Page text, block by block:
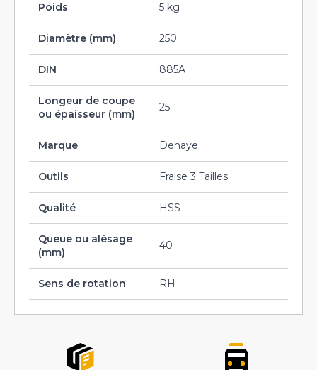
Poids 5 kg
Diamètre (mm) 250
DIN 885A
Longeur de coupe
ou épaisseur (mm)
25
Marque Dehaye
Outils Fraise 3 Tailles
Qualité HSS
Queue ou alésage
(mm)
40
Sens de rotation RH